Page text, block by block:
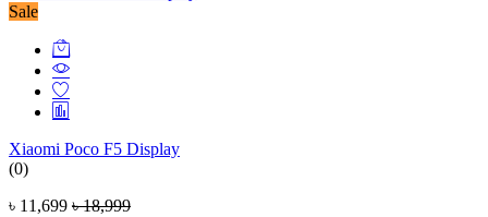
Sale
Xiaomi Poco F5 Display
(0)
৳ 11,699 ৳ 18,999